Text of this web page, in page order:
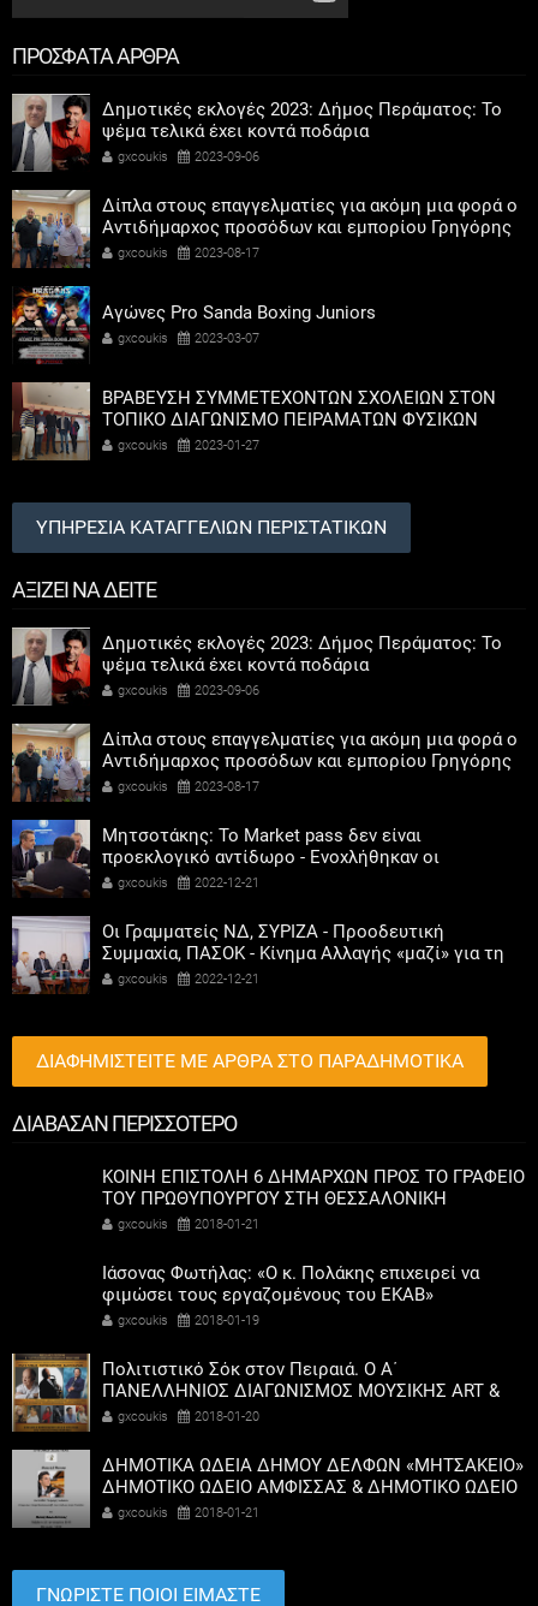
ΠΡΟΣΦΑΤΑ ΑΡΘΡΑ
Δημοτικές εκλογές 2023: Δήμος Περάματος: Το
ψέμα τελικά έχει κοντά ποδάρια
gxcoukis 2023-09-06
Δίπλα στους επαγγελματίες για ακόμη μια φορά ο
Αντιδήμαρχος προσόδων και εμπορίου Γρηγόρης
Καψοκόλης
gxcoukis 2023-08-17
Αγώνες Pro Sanda Boxing Juniors
gxcoukis 2023-03-07
ΒΡΑΒΕΥΣΗ ΣΥΜΜΕΤΕΧΟΝΤΩΝ ΣΧΟΛΕΙΩΝ ΣΤΟΝ
ΤΟΠΙΚΟ ΔΙΑΓΩΝΙΣΜΟ ΠΕΙΡΑΜΑΤΩΝ ΦΥΣΙΚΩΝ
ΕΠΙΣΤΗΜΩΝ
gxcoukis 2023-01-27
ΥΠΗΡΕΣΙΑ ΚΑΤΑΓΓΕΛΙΩΝ ΠΕΡΙΣΤΑΤΙΚΩΝ
ΑΞΙΖΕΙ ΝΑ ΔΕΙΤΕ
Δημοτικές εκλογές 2023: Δήμος Περάματος: Το
ψέμα τελικά έχει κοντά ποδάρια
gxcoukis 2023-09-06
Δίπλα στους επαγγελματίες για ακόμη μια φορά ο
Αντιδήμαρχος προσόδων και εμπορίου Γρηγόρης
Καψοκόλης
gxcoukis 2023-08-17
Μητσοτάκης: Το Market pass δεν είναι
προεκλογικό αντίδωρο - Ενοχλήθηκαν οι
αριστεροί του χαβιαριού
gxcoukis 2022-12-21
Οι Γραμματείς ΝΔ, ΣΥΡΙΖΑ - Προοδευτική
Συμμαχία, ΠΑΣΟΚ - Κίνημα Αλλαγής «μαζί» για τη
συμμετοχή των γυναικών στην πολιτική
gxcoukis 2022-12-21
ΔΙΑΦΗΜΙΣΤΕΙΤΕ ΜΕ ΑΡΘΡΑ ΣΤΟ ΠΑΡΑΔΗΜΟΤΙΚΑ
ΔΙΑΒΑΣΑΝ ΠΕΡΙΣΣΟΤΕΡΟ
ΚΟΙΝΗ ΕΠΙΣΤΟΛΗ 6 ΔΗΜΑΡΧΩΝ ΠΡΟΣ ΤΟ ΓΡΑΦΕΙΟ
ΤΟΥ ΠΡΩΘΥΠΟΥΡΓΟΎ ΣΤΗ ΘΕΣΣΑΛΟΝΙΚΗ
gxcoukis 2018-01-21
Ιάσονας Φωτήλας: «O κ. Πολάκης επιχειρεί να
φιμώσει τους εργαζομένους του ΕΚΑΒ»
gxcoukis 2018-01-19
Πολιτιστικό Σόκ στον Πειραιά. Ο Α΄
ΠΑΝΕΛΛΗΝΙΟΣ ΔΙΑΓΩΝΙΣΜΟΣ ΜΟΥΣΙΚΗΣ ART &
ART FESTIVAL
gxcoukis 2018-01-20
ΔΗΜΟΤΙΚΑ ΩΔΕΙΑ ΔΗΜΟΥ ΔΕΛΦΩΝ «ΜΗΤΣΑΚΕΙΟ»
ΔΗΜΟΤΙΚΟ ΩΔΕΙΟ ΑΜΦΙΣΣΑΣ & ΔΗΜΟΤΙΚΟ ΩΔΕΙΟ
ΙΤΕΑΣ
gxcoukis 2018-01-21
ΓΝΩΡΙΣΤΕ ΠΟΙΟΙ ΕΙΜΑΣΤΕ